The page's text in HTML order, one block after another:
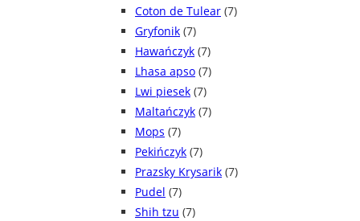
Coton de Tulear (7)
Gryfonik (7)
Hawańczyk (7)
Lhasa apso (7)
Lwi piesek (7)
Maltańczyk (7)
Mops (7)
Pekińczyk (7)
Prazsky Krysarik (7)
Pudel (7)
Shih tzu (7)